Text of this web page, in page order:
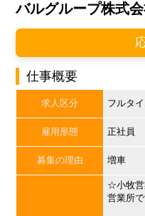
バルグループ株式会
仕事概要
求人区分 フルタ
雇用形態 正社員
募集の理由 増車
☆小牧営
営業所で